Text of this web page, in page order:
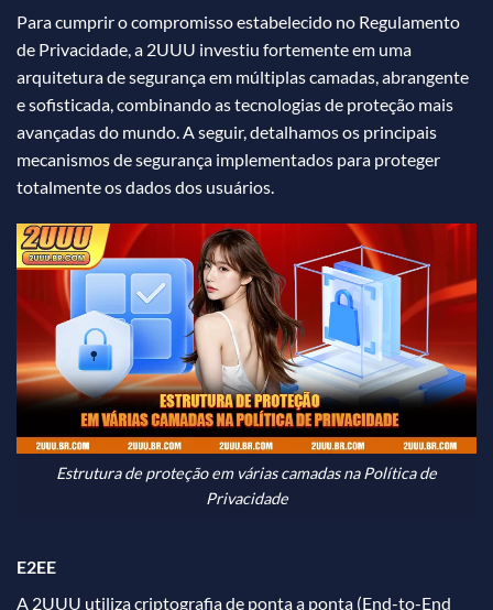
Para cumprir o compromisso estabelecido no Regulamento
de Privacidade, a 2UUU investiu fortemente em uma
arquitetura de segurança em múltiplas camadas, abrangente
e sofisticada, combinando as tecnologias de proteção mais
avançadas do mundo. A seguir, detalhamos os principais
mecanismos de segurança implementados para proteger
totalmente os dados dos usuários.
Estrutura de proteção em várias camadas na Política de
Privacidade
E2EE
A 2UUU utiliza criptografia de ponta a ponta (End-to-End